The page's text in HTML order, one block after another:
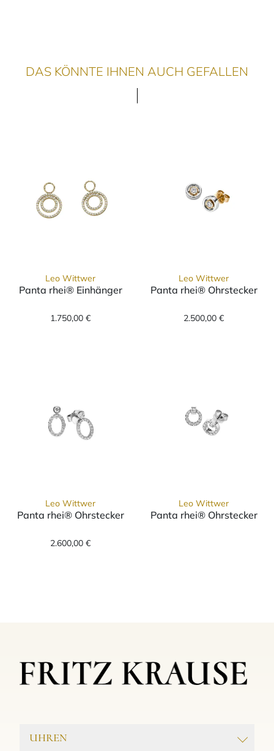
DAS KÖNNTE IHNEN AUCH GEFALLEN
Leo Wittwer
Panta rhei® Einhänger
1.750,00 €
Leo Wittwer
Panta rhei® Ohrstecker
2.500,00 €
Leo Wittwer
Panta rhei® Ohrstecker
2.600,00 €
Leo Wittwer
Panta rhei® Ohrstecker
UHREN